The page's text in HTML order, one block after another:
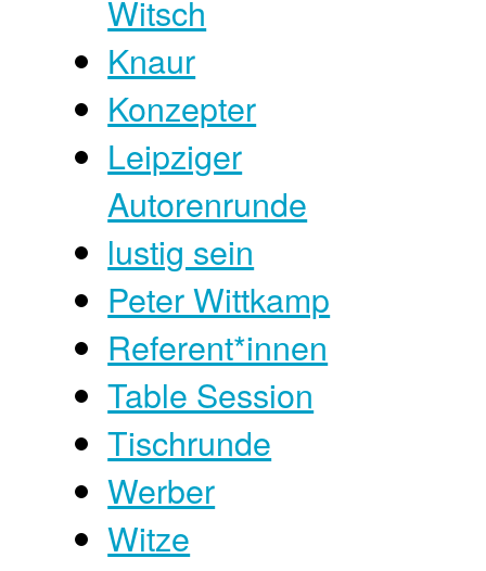
Witsch
Knaur
Konzepter
Leipziger
Autorenrunde
lustig sein
Peter Wittkamp
Referent*innen
Table Session
Tischrunde
Werber
Witze